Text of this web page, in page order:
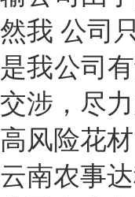
然我 公司
是我公司
交涉，尽
高风险花
云南农事